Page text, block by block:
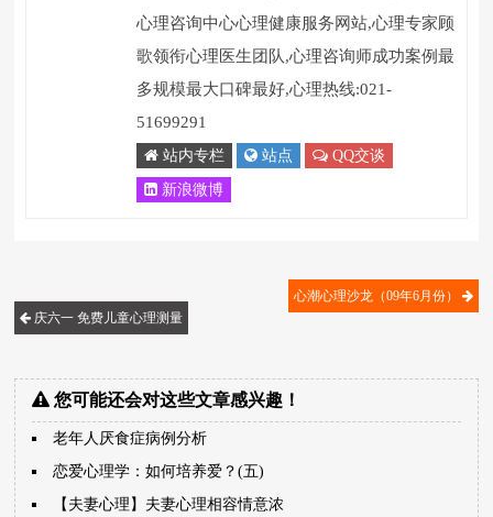
心理咨询中心心理健康服务网站,心理专家顾
歌领衔心理医生团队,心理咨询师成功案例最
多规模最大口碑最好,心理热线:021-
51699291
站内专栏 站点 QQ交谈
新浪微博
庆六一 免费儿童心理测量
心潮心理沙龙（09年6月份）
您可能还会对这些文章感兴趣！
老年人厌食症病例分析
恋爱心理学：如何培养爱？(五)
【夫妻心理】夫妻心理相容情意浓